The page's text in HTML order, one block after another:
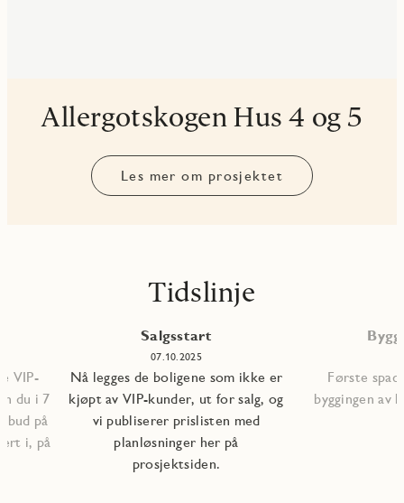
Allergotskogen Hus 4 og 5
Les mer om prosjektet
Tidslinje
VIP-
du i 7
på
i, på
Salgsstart
07.10.2025
Nå legges de boligene som ikke er
kjøpt av VIP-kunder, ut for salg, og
vi publiserer prislisten med
planløsninger her på
prosjektsiden.
Første
byggingen av